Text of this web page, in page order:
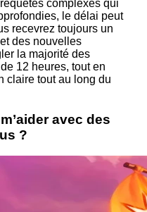
complexes qui
le délai peut
recevrez toujours un
des nouvelles
la majorité des
12 heures, tout en
claire tout au long du
avec des
?